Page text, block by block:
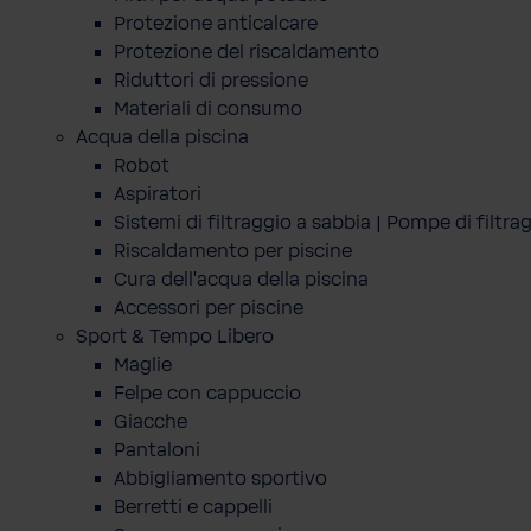
Protezione anticalcare
Protezione del riscaldamento
Riduttori di pressione
Materiali di consumo
Acqua della piscina
Robot
Aspiratori
Sistemi di filtraggio a sabbia | Pompe di
Riscaldamento per piscine
Cura dell'acqua della piscina
Accessori per piscine
Sport & Tempo Libero
Maglie
Felpe con cappuccio
Giacche
Pantaloni
Abbigliamento sportivo
Berretti e cappelli